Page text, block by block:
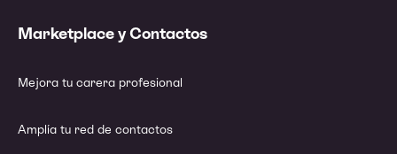
Marketplace y Contactos
Mejora tu carera profesional
Amplía tu red de contactos